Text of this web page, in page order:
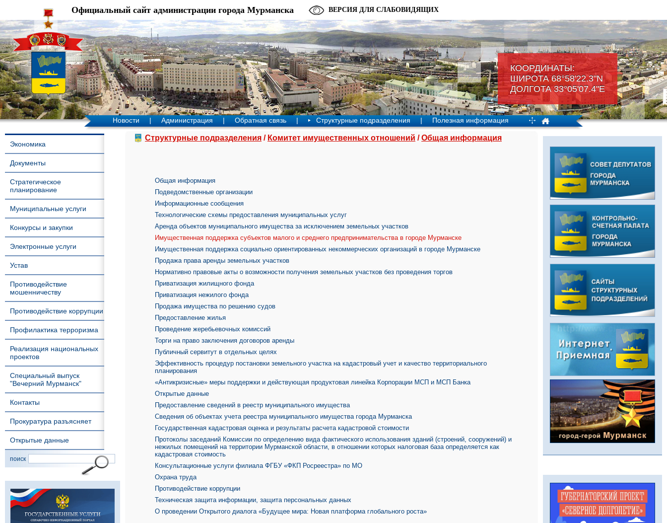
КООРДИНАТЫ:
ШИРОТА 68°58'22.3"N
ДОЛГОТА 33°05'07.4"Е
Официальный сайт администрации города Мурманска ВЕРСИЯ ДЛЯ СЛАБОВИДЯЩИХ
Новости | Администрация | Обратная связь | Структурные подразделения | Полезная информация
Экономика
Документы
Стратегическое
планирование
Муниципальные услуги
Конкурсы и закупки
Электронные услуги
Устав
Противодействие
мошенничеству
Противодействие коррупции
Профилактика терроризма
Реализация национальных
проектов
Специальный выпуск
"Вечерний Мурманск"
Контакты
Прокуратура разъясняет
Открытые данные
поиск
Структурные подразделения / Комитет имущественных отношений /Общая информация
Общая информация
Подведомственные организации
Информационные сообщения
Технологические схемы предоставления муниципальных услуг
Аренда объектов муниципального имущества за исключением земельных участков
Имущественная поддержка субъектов малого и среднего предпринимательства в городе Мурманске
Имущественная поддержка социально ориентированных некоммерческих организаций в городе Мурманске
Продажа права аренды земельных участков
Нормативно правовые акты о возможности получения земельных участков без проведения торгов
Приватизация жилищного фонда
Приватизация нежилого фонда
Продажа имущества по решению судов
Предоставление жилья
Проведение жеребьевочных комиссий
Торги на право заключения договоров аренды
Публичный сервитут в отдельных целях
Эффективность процедур постановки земельного участка на кадастровый учет и качество территориального
планирования
«Антикризисные» меры поддержки и действующая продуктовая линейка Корпорации МСП и МСП Банка
Открытые данные
Предоставление сведений в реестр муниципального имущества
Сведения об объектах учета реестра муниципального имущества города Мурманска
Государственная кадастровая оценка и результаты расчета кадастровой стоимости
Протоколы заседаний Комиссии по определению вида фактического использования зданий (строений, сооружений) и
нежилых помещений на территории Мурманской области, в отношении которых налоговая база определяется как
кадастровая стоимость
Консультационные услуги филиала ФГБУ «ФКП Росреестра» по МО
Охрана труда
Противодействие коррупции
Техническая защита информации, защита персональных данных
О проведении Открытого диалога «Будущее мира: Новая платформа глобального роста»